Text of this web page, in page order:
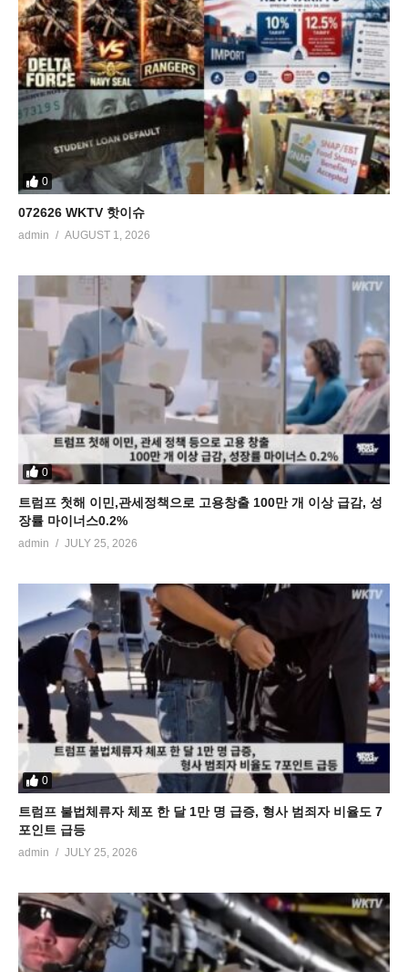
0
072626 WKTV 핫이슈
admin AUGUST 1, 2026
0
트럼프 첫해 이민,관세정책으로 고용창출 100만 개 이상 급감, 성
장률 마이너스0.2%
admin JULY 25, 2026
0
트럼프 불법체류자 체포 한 달 1만 명 급증, 형사 범죄자 비율도 7
포인트 급등
admin JULY 25, 2026